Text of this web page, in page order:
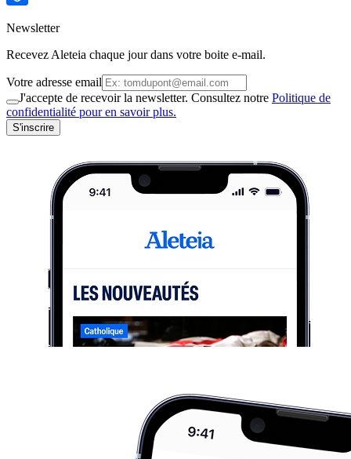
Newsletter
Recevez Aleteia chaque jour dans votre boite e-mail.
Votre adresse email
J'accepte de recevoir la newsletter. Consultez notre Politique de
confidentialité pour en savoir plus.
S'inscrire